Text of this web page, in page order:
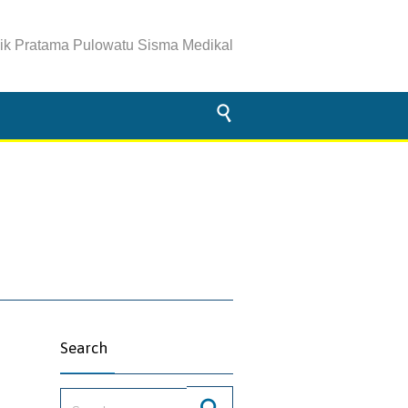
Pratama Pulowatu Sisma Medikal

Search